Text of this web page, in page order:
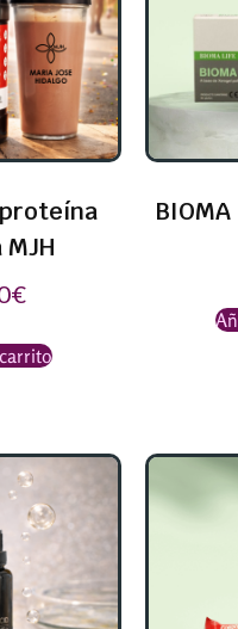
proteína
€
BIOMA